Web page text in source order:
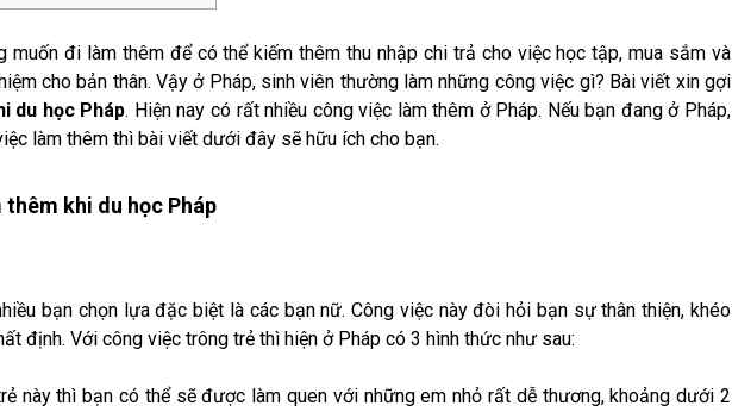
muốn đi làm thêm để có thể kiếm thêm thu nhập chi trả cho việc học tập, mua sắm và
cho bản thân. Vậy ở Pháp, sinh viên thường làm những công việc gì? Bài viết xin gợi
du học Pháp. Hiện nay có rất nhiều công việc làm thêm ở Pháp. Nếu bạn đang ở Pháp,
làm thêm thì bài viết dưới đây sẽ hữu ích cho bạn.
khi du học Pháp
bạn chọn lựa đặc biệt là các bạn nữ. Công việc này đòi hỏi bạn sự thân thiện, khéo
định. Với công việc trông trẻ thì hiện ở Pháp có 3 hình thức như sau:
này thì bạn có thể sẽ được làm quen với những em nhỏ rất dễ thương, khoảng dưới 2